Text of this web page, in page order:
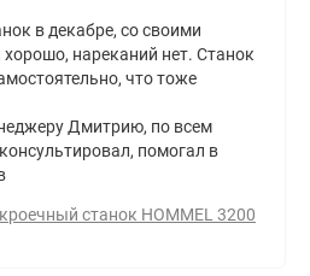
в декабре, со своими
нареканий нет. Станок
что тоже
Дмитрию, по всем
помогал в
станок HOMMEL 3200